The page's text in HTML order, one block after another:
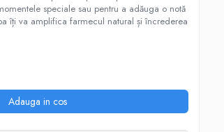
speciale sau pentru a adăuga o notă
îți va amplifica farmecul natural și încrederea
Adauga in cos